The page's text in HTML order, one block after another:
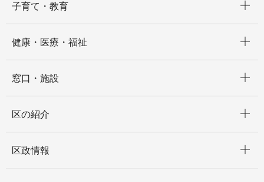
子育て・教育
健康・医療・福祉
窓口・施設
区の紹介
区政情報